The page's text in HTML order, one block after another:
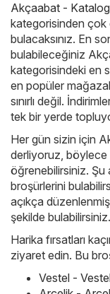
Akçaabat -
kategorisinden çok
bulacaksınız. En
bulabileceğiniz
kategorisindeki en
en popüler
sınırlı değil.
tek bir yerde
Her gün sizin için
derliyoruz, böylece
öğrenebilirsiniz. Şu
broşürlerini
açıkça
şekilde bulabilirsiniz.
Harika fırsatları
ziyaret edin. Bu
Vestel -